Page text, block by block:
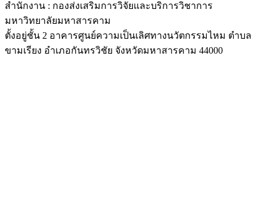
สำนักงาน : กองส่งเสริมการวิจัยและบริการวิชาการ
มหาวิทยาลัยมหาสารคาม
ตั้งอยู่ชั้น 2 อาคารศูนย์ความเป็นเลิศทางนวัตกรรมไหม ตำบล
ขามเรียง อำเภอกันทรวิชัย จังหวัดมหาสารคาม 44000